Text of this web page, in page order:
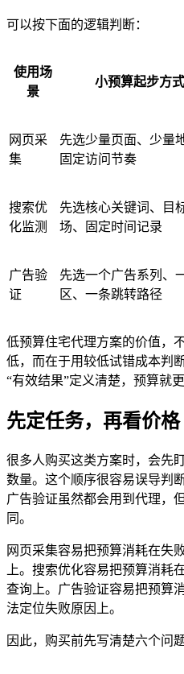
可以按下面的逻辑判断：
使用场
景
小预算起步方式
网页采
集
先选少量页面、少量
固定访问节奏
搜索优
化监测
先选核心关键词、目
场、固定时间记录
广告验
证
先选一个广告系列、
区、一条跳转路径
低预算住宅代理方案的价值，
低，而在于用较低试错成本判
“有效结果”定义清楚，预算就
先定任务，再看价格
很多人购买这类方案时，会先
数量。这个顺序很容易误导判
广告验证虽然都会用到代理，
同。
网页采集容易把预算消耗在失
上。搜索优化容易把预算消耗
查询上。广告验证容易把预算
法定位失败原因上。
因此，购买前先写清楚六个问题